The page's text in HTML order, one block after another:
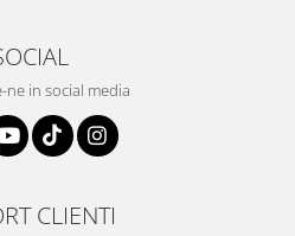
ne in social media
CLIENTI